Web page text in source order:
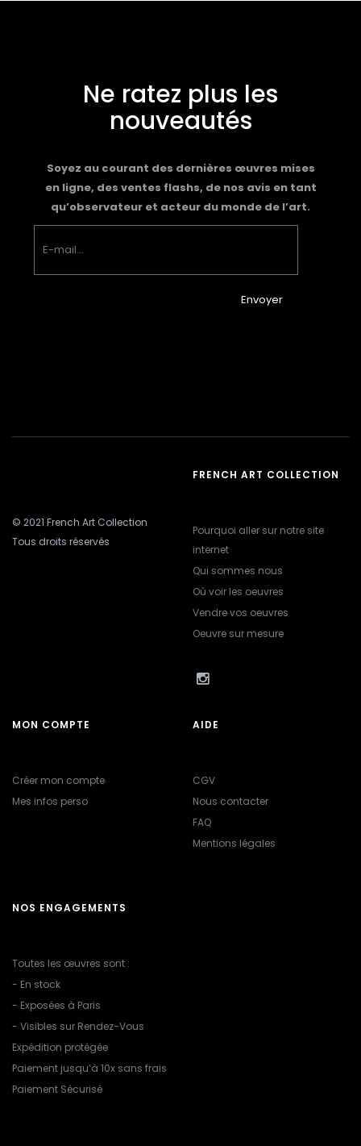
Ne ratez plus les
nouveautés
Soyez au courant des dernières œuvres mises
en ligne, des ventes flashs, de nos avis en tant
qu’observateur et acteur du monde de l’art.
Envoyer
© 2021 French Art Collection
Tous droits réservés
FRENCH ART COLLECTION
Pourquoi aller sur notre site
internet
Qui sommes nous
Où voir les oeuvres
Vendre vos oeuvres
Oeuvre sur mesure
MON COMPTE
Créer mon compte
Mes infos perso
AIDE
CGV
Nous contacter
FAQ
Mentions légales
NOS ENGAGEMENTS
Toutes les œuvres sont :
- En stock
- Exposées à Paris
- Visibles sur Rendez-Vous
Expédition protégée
Paiement jusqu’à 10x sans frais
Paiement Sécurisé